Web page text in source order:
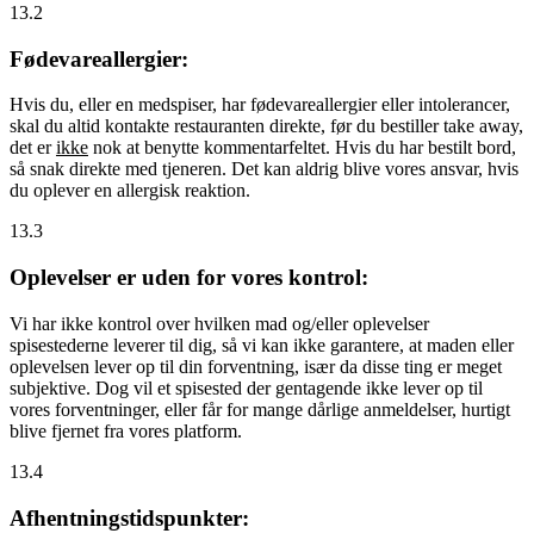
13.2
Fødevareallergier:
Hvis du, eller en medspiser, har fødevareallergier eller intolerancer,
skal du altid kontakte restauranten direkte, før du bestiller take away,
det erikke nok at benytte kommentarfeltet. Hvis du har bestilt bord,
så snak direkte med tjeneren. Det kan aldrig blive vores ansvar, hvis
du oplever en allergisk reaktion.
13.3
Oplevelser er uden for vores kontrol:
Vi har ikke kontrol over hvilken mad og/eller oplevelser
spisestederne leverer til dig, så vi kan ikke garantere, at maden eller
oplevelsen lever op til din forventning, især da disse ting er meget
subjektive. Dog vil et spisested der gentagende ikke lever op til
vores forventninger, eller får for mange dårlige anmeldelser, hurtigt
blive fjernet fra vores platform.
13.4
Afhentningstidspunkter: